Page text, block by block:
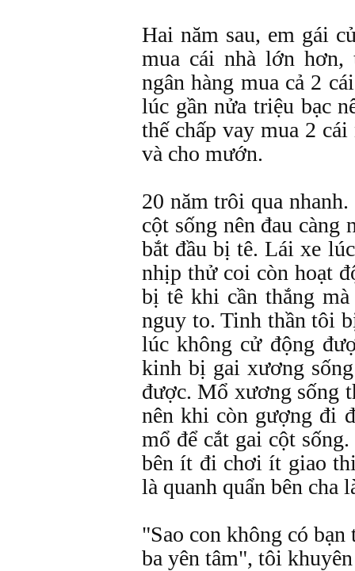
Hai năm sau, em gái
mua cái nhà lớn
ngân hàng mua cả 2
lúc gần nửa triệu bạc
thế chấp vay mua 2
và cho mướn.
20 năm trôi qua
cột sống nên đau càng
bắt đầu bị tê. Lái xe
nhịp thử coi còn hoạt
bị tê khi cần thắng
nguy to. Tinh thần tôi
lúc không cử động
kinh bị gai xương
được. Mổ xương sống
nên khi còn gượng đi
mổ để cắt gai cột
bên ít đi chơi ít giao
là quanh quẩn bên cha
"Sao con không có
ba yên tâm", tôi